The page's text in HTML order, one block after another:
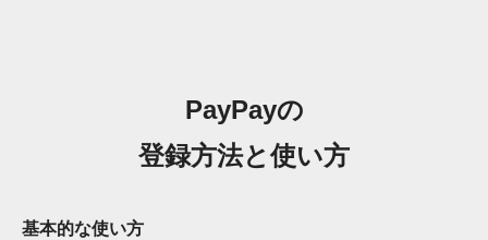
PayPayの
登録方法と使い方
基本的な使い方